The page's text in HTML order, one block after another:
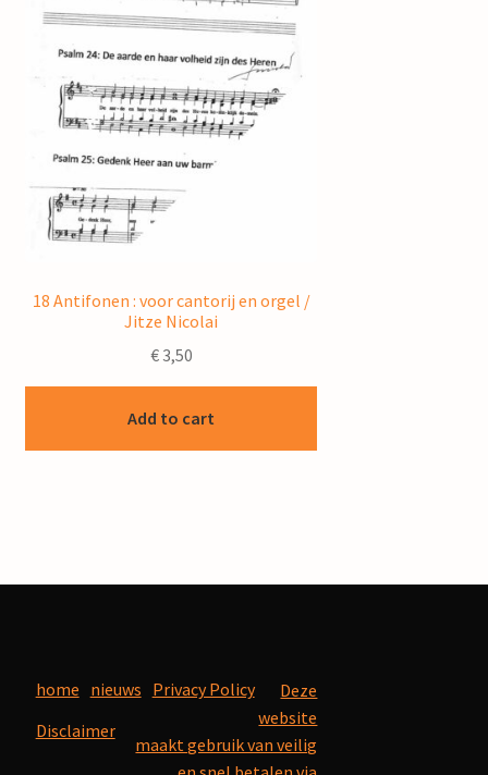
18 Antifonen : voor cantorij en orgel /
Jitze Nicolai
€3,50
Add to cart
home nieuws Privacy Policy
Disclaimer
Deze
website
maakt gebruik van veilig